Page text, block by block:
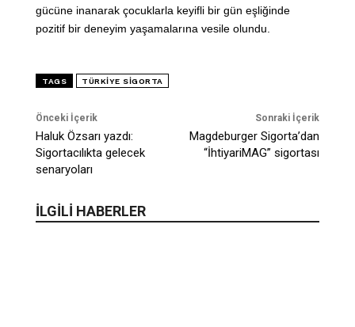
gücüne inanarak çocuklarla keyifli bir gün eşliğinde
pozitif bir deneyim yaşamalarına vesile olundu.
TAGS TÜRKIYE SIGORTA
Önceki İçerik
Haluk Özsarı yazdı:
Sigortacılıkta gelecek
senaryoları
Sonraki İçerik
Magdeburger Sigorta’dan
“İhtiyariMAG” sigortası
İLGİLİ HABERLER